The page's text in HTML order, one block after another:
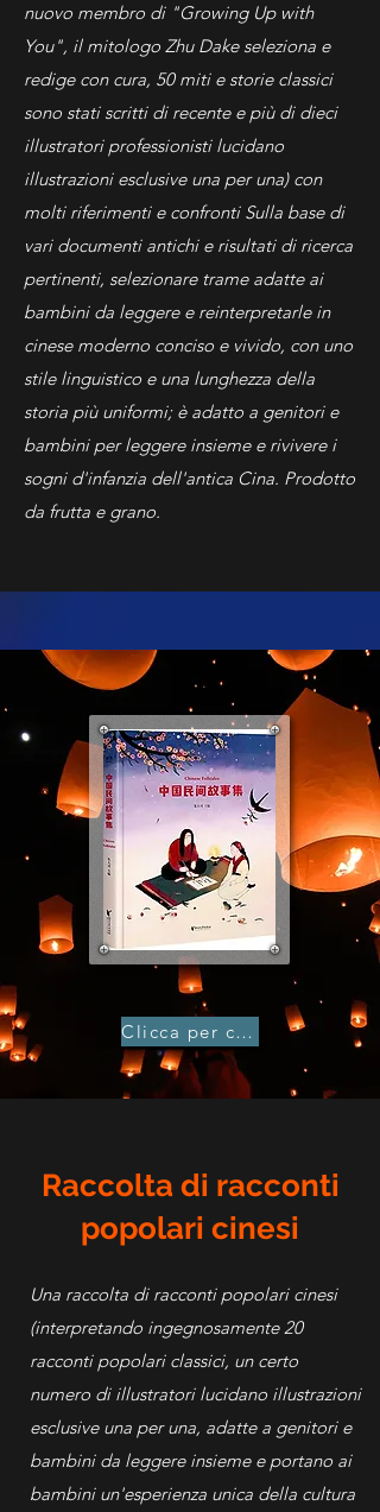
nuovo membro di "Growing Up with
You", il mitologo Zhu Dake seleziona e
redige con cura, 50 miti e storie classici
sono stati scritti di recente e più di dieci
illustratori professionisti lucidano
illustrazioni esclusive una per una) con
molti riferimenti e confronti Sulla base di
vari documenti antichi e risultati di ricerca
pertinenti, selezionare trame adatte ai
bambini da leggere e reinterpretarle in
cinese moderno conciso e vivido, con uno
stile linguistico e una lunghezza della
storia più uniformi; è adatto a genitori e
bambini per leggere insieme e rivivere i
sogni d'infanzia dell'antica Cina. Prodotto
da frutta e grano.
Clicca per comprare
Raccolta di racconti
popolari cinesi
Una raccolta di racconti popolari cinesi
(interpretando ingegnosamente 20
racconti popolari classici, un certo
numero di illustratori lucidano illustrazioni
esclusive una per una, adatte a genitori e
bambini da leggere insieme e portano ai
bambini un'esperienza unica della cultura